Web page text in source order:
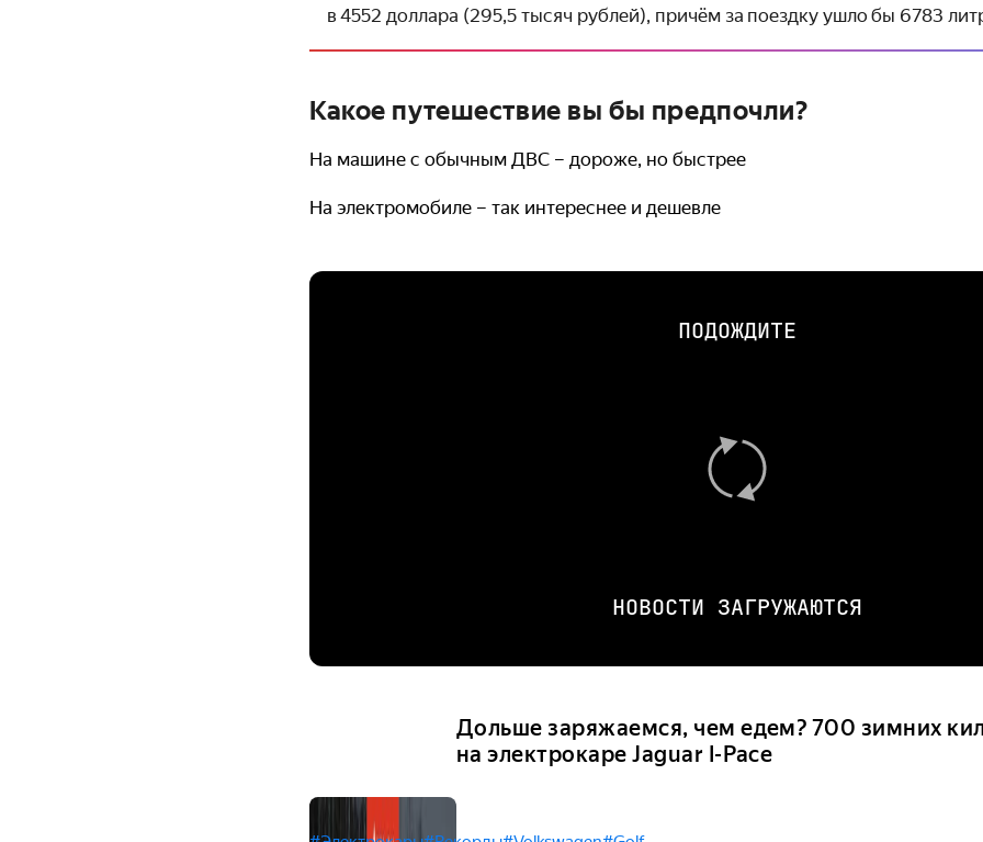
в 4552 доллара (295,5 тысяч рублей), причём за поездку ушло бы 6783
Какое путешествие вы бы предпочли?
На машине с обычным ДВС – дороже, но быстрее
На электромобиле – так интереснее и дешевле
ПОДОЖДИТЕ
НОВОСТИ ЗАГРУЖАЮТСЯ
Дольше заряжаемся, чем едем? 700 зимних
на электрокаре Jaguar I-Pace